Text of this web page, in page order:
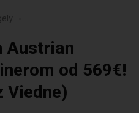
Austrian
od 569€!
Viedne)